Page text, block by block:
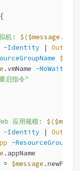
机: $ ($message
-Identity | Out-
.vmName -NoWait
启指令"
应用规模: $ (
-Identity | Out-
-
.appName
= $message